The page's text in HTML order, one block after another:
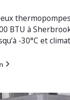
BTU à
-30°C et